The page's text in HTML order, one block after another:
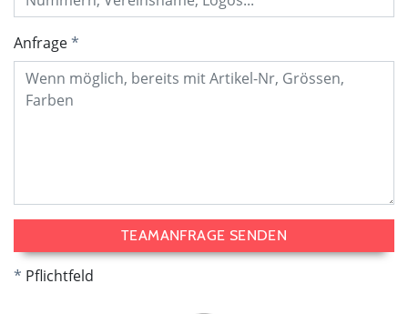
Anfrage
TEAMANFRAGE SENDEN
Pflichtfeld